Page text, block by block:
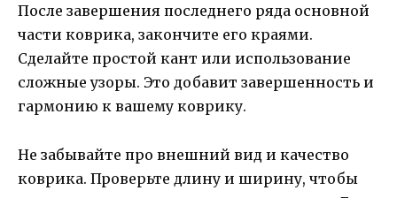
После завершения последнего ряда основной
части коврика, закончите его краями.
Сделайте простой кант или использование
сложные узоры. Это добавит завершенность и
гармонию к вашему коврику.
Не забывайте про внешний вид и качество
коврика. Проверьте длину и ширину, чтобы